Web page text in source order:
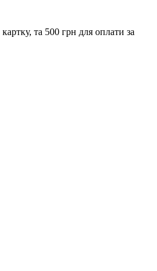
та 500 грн для оплати за